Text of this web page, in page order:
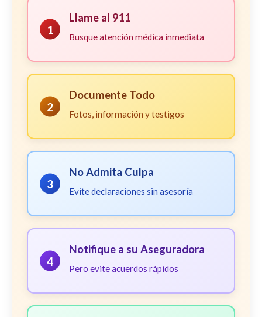
1
Llame al 911
Busque atención médica inmediata
2
Documente Todo
Fotos, información y testigos
3
No Admita Culpa
Evite declaraciones sin asesoría
4
Notifique a su Aseguradora
Pero evite acuerdos rápidos